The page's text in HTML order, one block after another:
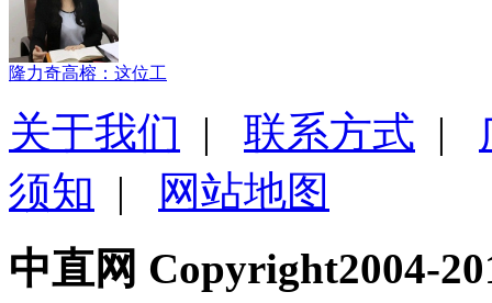
隆力奇高榕：这位工
关于我们 | 联系方式 |
须知 |
网站地图
中直网 Copyright2004-